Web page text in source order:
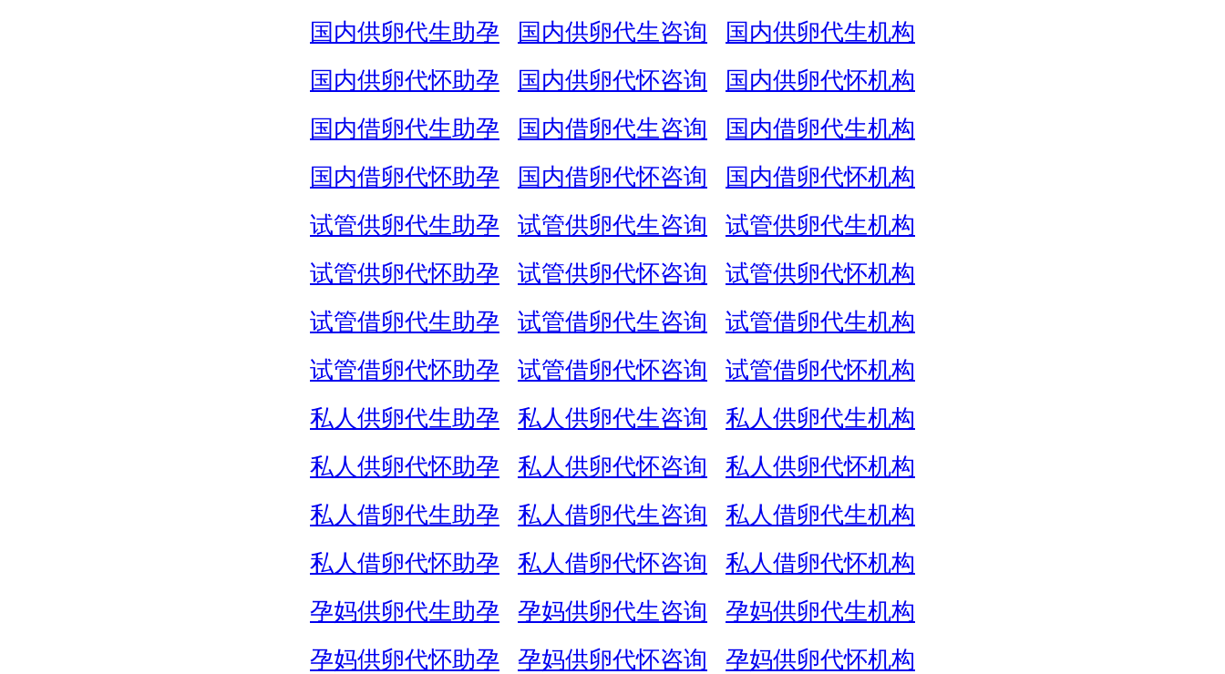
国内供卵代生助孕
国内供卵代生咨询
国内供卵代生机构
国内供卵代怀助孕
国内供卵代怀咨询
国内供卵代怀机构
国内借卵代生助孕
国内借卵代生咨询
国内借卵代生机构
国内借卵代怀助孕
国内借卵代怀咨询
国内借卵代怀机构
试管供卵代生助孕
试管供卵代生咨询
试管供卵代生机构
试管供卵代怀助孕
试管供卵代怀咨询
试管供卵代怀机构
试管借卵代生助孕
试管借卵代生咨询
试管借卵代生机构
试管借卵代怀助孕
试管借卵代怀咨询
试管借卵代怀机构
私人供卵代生助孕
私人供卵代生咨询
私人供卵代生机构
私人供卵代怀助孕
私人供卵代怀咨询
私人供卵代怀机构
私人借卵代生助孕
私人借卵代生咨询
私人借卵代生机构
私人借卵代怀助孕
私人借卵代怀咨询
私人借卵代怀机构
孕妈供卵代生助孕
孕妈供卵代生咨询
孕妈供卵代生机构
孕妈供卵代怀助孕
孕妈供卵代怀咨询
孕妈供卵代怀机构